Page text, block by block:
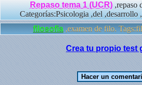
Repaso tema 1 (UCR),repaso
Categorías:Psicologia ,del ,desarrollo
filosofia ,examen de filo.
Crea tu propio test